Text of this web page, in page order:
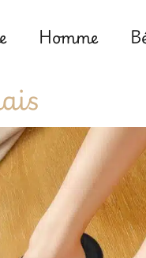
Homme